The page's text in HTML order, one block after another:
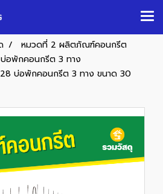
หมวดที่ 2 ผลิตภัณฑ์คอนกรีต
บ่อพักคอนกรีต 3 ทาง
บ่อพักคอนกรีต 3 ทาง ขนาด 30